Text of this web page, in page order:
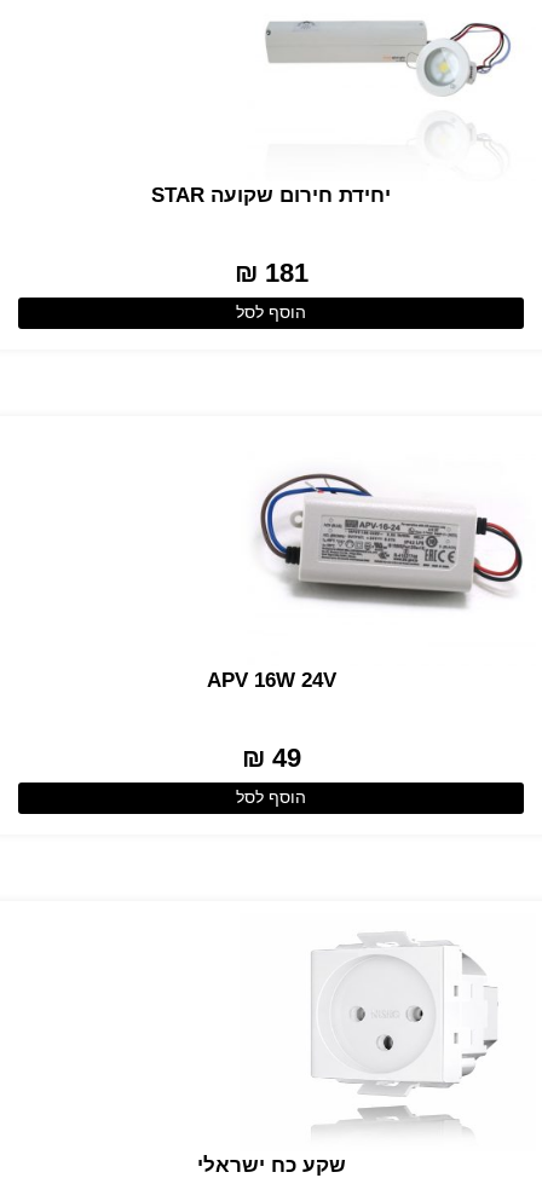
יחידת חירום שקועה STAR
181 ₪
הוסף לסל
APV 16W 24V
49 ₪
הוסף לסל
שקע כח ישראלי